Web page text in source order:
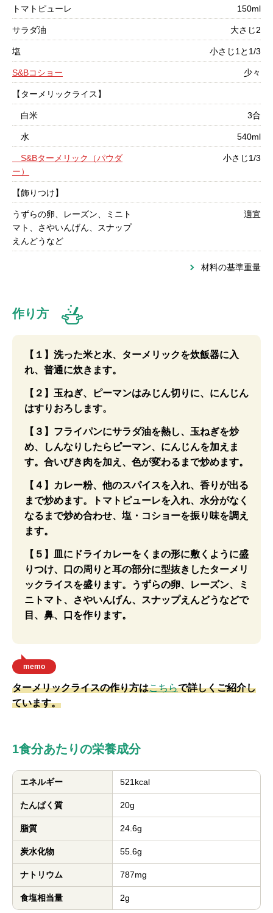
トマトピューレ 150ml
サラダ油 大さじ2
塩 小さじ1と1/3
S&Bコショー 少々
【ターメリックライス】
白米 3合
水 540ml
S&Bターメリック（パウダ
ー）
小さじ1/3
【飾りつけ】
うずらの卵、レーズン、ミニト
マト、さやいんげん、スナップ
えんどうなど
適宜
材料の基準重量
作り方
【１】洗った米と水、ターメリックを炊飯器に入
れ、普通に炊きます。
【２】玉ねぎ、ピーマンはみじん切りに、にんじん
はすりおろします。
【３】フライパンにサラダ油を熱し、玉ねぎを炒
め、しんなりしたらピーマン、にんじんを加えま
す。合いびき肉を加え、色が変わるまで炒めます。
【４】カレー粉、他のスパイスを入れ、香りが出る
まで炒めます。トマトピューレを入れ、水分がなく
なるまで炒め合わせ、塩・コショーを振り味を調え
ます。
【５】皿にドライカレーをくまの形に敷くように盛
りつけ、口の周りと耳の部分に型抜きしたターメリ
ックライスを盛ります。うずらの卵、レーズン、ミ
ニトマト、さやいんげん、スナップえんどうなどで
目、鼻、口を作ります。
memo
ターメリックライスの作り方はこちらで詳しくご紹介し
ています。
1食分あたりの栄養成分
エネルギー 521kcal
たんぱく質 20g
脂質 24.6g
炭水化物 55.6g
ナトリウム 787mg
食塩相当量 2g